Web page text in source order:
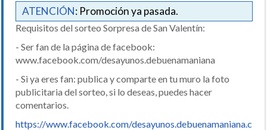
ATENCIÓN: Promoción ya pasada.
Requisitos del sorteo Sorpresa de San Valentín:
- Ser fan de la página de facebook:
www.facebook.com/desayunos.debuenamaniana
- Si ya eres fan: publica y comparte en tu muro la foto
publicitaria del sorteo, si lo deseas, puedes hacer
comentarios.
https://www.facebook.com/desayunos.debuenamaniana.c